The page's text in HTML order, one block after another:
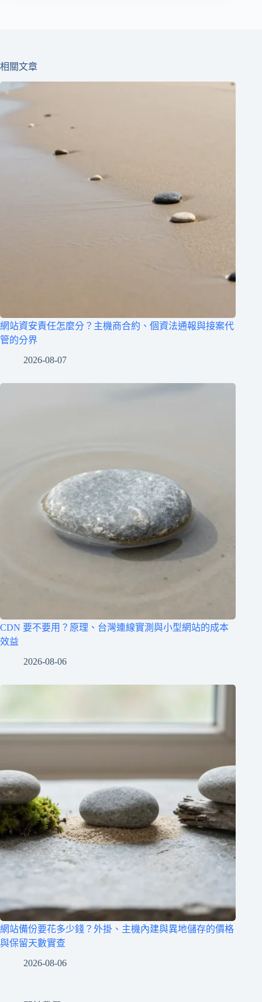
相關文章
網站資安責任怎麼分？主機商合約、個資法通報與接案代
管的分界
2026-08-07
CDN 要不要用？原理、台灣連線實測與小型網站的成本
效益
2026-08-06
網站備份要花多少錢？外掛、主機內建與異地儲存的價格
與保留天數實查
2026-08-06